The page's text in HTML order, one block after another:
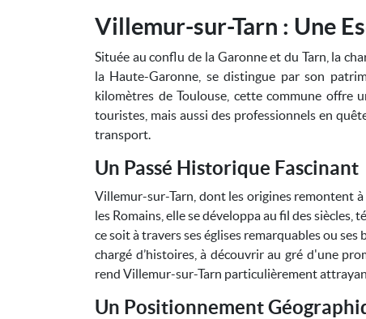
Villemur-sur-Tarn : Une
Située au conflu de la Garonne et du Tarn, la
la Haute-Garonne, se distingue par son
kilomètres de Toulouse, cette commune offre
touristes, mais aussi des professionnels en
transport.
Un Passé Historique Fascinant
Villemur-sur-Tarn, dont les origines remontent
les Romains, elle se développa au fil des
ce soit à travers ses églises remarquables ou
chargé d’histoires, à découvrir au gré d'une
rend Villemur-sur-Tarn particulièrement
Un Positionnement